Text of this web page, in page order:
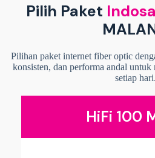
Pilih Paket
Pilihan paket internet fiber optic
konsisten, dan performa andal
setiap hari.
HiFi 100